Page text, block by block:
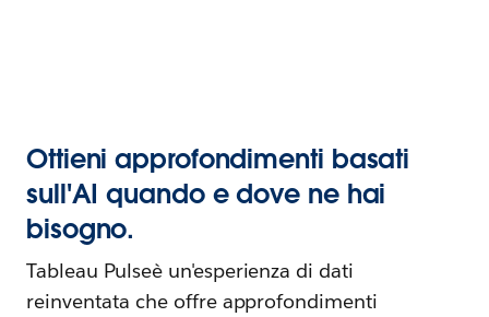
Ottieni approfondimenti basati
sull'AI quando e dove ne hai
bisogno.
Tableau Pulseè un'esperienza di dati
reinventata che offre approfondimenti